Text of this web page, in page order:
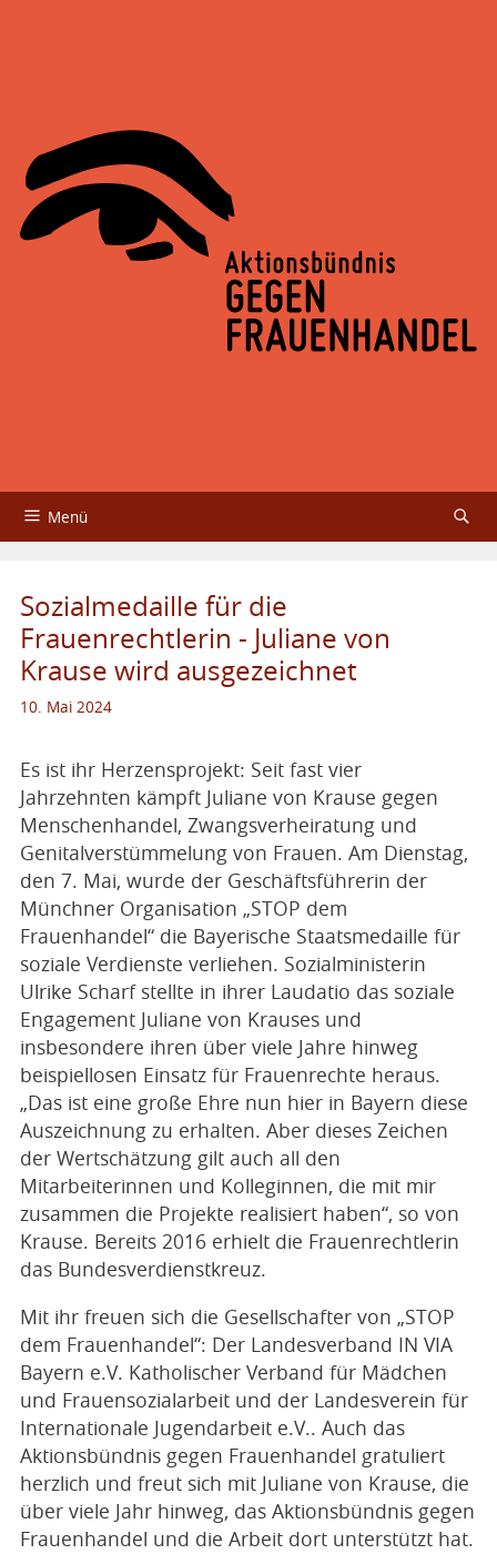
Menü
Über das Aktionsbündnis
Fachtagungen
Service
Impressum und Datenschutzerklärung
Sozialmedaille für die
Frauenrechtlerin - Juliane von
Krause wird ausgezeichnet
10. Mai 2024
Es ist ihr Herzensprojekt: Seit fast vier
Jahrzehnten kämpft Juliane von Krause gegen
Menschenhandel, Zwangsverheiratung und
Genitalverstümmelung von Frauen. Am Dienstag,
den 7. Mai, wurde der Geschäftsführerin der
Münchner Organisation „STOP dem
Frauenhandel“ die Bayerische Staatsmedaille für
soziale Verdienste verliehen. Sozialministerin
Ulrike Scharf stellte in ihrer Laudatio das soziale
Engagement Juliane von Krauses und
insbesondere ihren über viele Jahre hinweg
beispiellosen Einsatz für Frauenrechte heraus.
„Das ist eine große Ehre nun hier in Bayern diese
Auszeichnung zu erhalten. Aber dieses Zeichen
der Wertschätzung gilt auch all den
Mitarbeiterinnen und Kolleginnen, die mit mir
zusammen die Projekte realisiert haben“, so von
Krause. Bereits 2016 erhielt die Frauenrechtlerin
das Bundesverdienstkreuz.
Mit ihr freuen sich die Gesellschafter von „STOP
dem Frauenhandel“: Der Landesverband IN VIA
Bayern e.V. Katholischer Verband für Mädchen
und Frauensozialarbeit und der Landesverein für
Internationale Jugendarbeit e.V.. Auch das
Aktionsbündnis gegen Frauenhandel gratuliert
herzlich und freut sich mit Juliane von Krause, die
über viele Jahr hinweg, das Aktionsbündnis gegen
Frauenhandel und die Arbeit dort unterstützt hat.